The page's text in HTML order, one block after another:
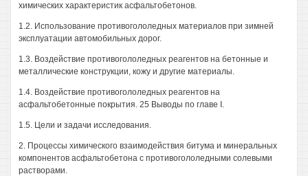
химических характеристик асфальтобетонов.
1.2. Использование противогололедных материалов при зимней
эксплуатации автомобильных дорог.
1.3. Воздействие противогололедных реагентов на бетонные и
металлические конструкции, кожу и другие материалы.
1.4. Воздействие противогололедных реагентов на
асфальтобетонные покрытия. 25 Выводы по главе I.
1.5. Цели и задачи исследования.
2. Процессы химического взаимодействия битума и минеральных
компонентов асфальтобетона с противогололедными солевыми
растворами.